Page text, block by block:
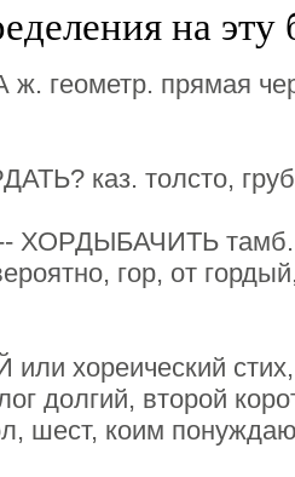
на эту
геометр. прямая
каз. толсто,
ХОРДЫБАЧИТЬ тамб.
гор, от
хореический
долгий, второй
шест, коим